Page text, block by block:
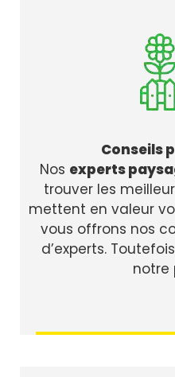
Conseils
Nos experts
trouver les
mettent en valeur
vous offrons nos
d’experts.
notre